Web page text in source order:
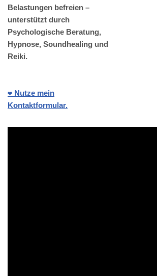
Belastungen befreien –
unterstützt durch
Psychologische Beratung,
Hypnose, Soundhealing und
Reiki.
❤️ Nutze mein
Kontaktformular.